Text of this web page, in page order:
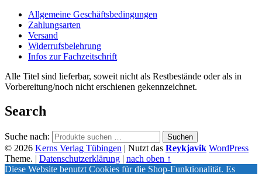
Allgemeine Geschäftsbedingungen
Zahlungsarten
Versand
Widerrufsbelehrung
Infos zur Fachzeitschrift
Alle Titel sind lieferbar, soweit nicht als Restbestände oder als in
Vorbereitung/noch nicht erschienen gekennzeichnet.
Search
Suche nach: Suchen
© 2026 Kerns Verlag Tübingen | Nutzt das Reykjavik WordPress
Theme. | Datenschutzerklärung | nach oben ↑
Diese Website benutzt Cookies für die Shop-Funktionalität. Es